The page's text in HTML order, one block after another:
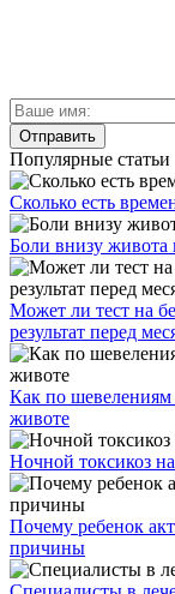
Популярные статьи
Сколько есть
Боли внизу
Может ли тест на
результат перед
Как по шевелениям
животе
Ночной токсикоз
Почему ребенок
причины